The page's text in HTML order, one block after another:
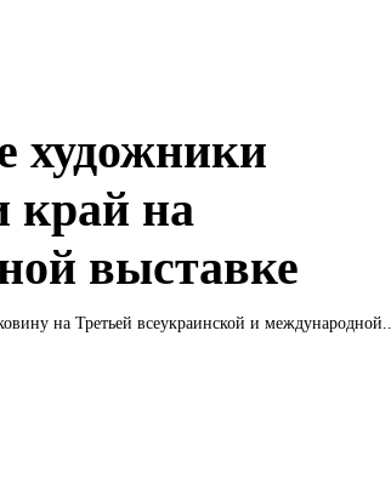
художники
край на
выставке
на Третьей всеукраинской и